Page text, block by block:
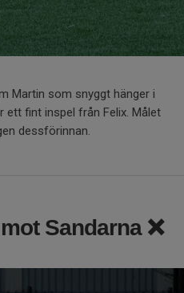
Martin som snyggt hänger i
fint inspel från Felix. Målet
dessförinnan.
Sandarna ❌